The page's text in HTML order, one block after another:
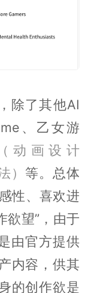
除了其他AI
、乙女游
动画设计
） 等。总体
性、喜欢进
欲望”，由于
由官方提供
内容，供其
的创作欲是